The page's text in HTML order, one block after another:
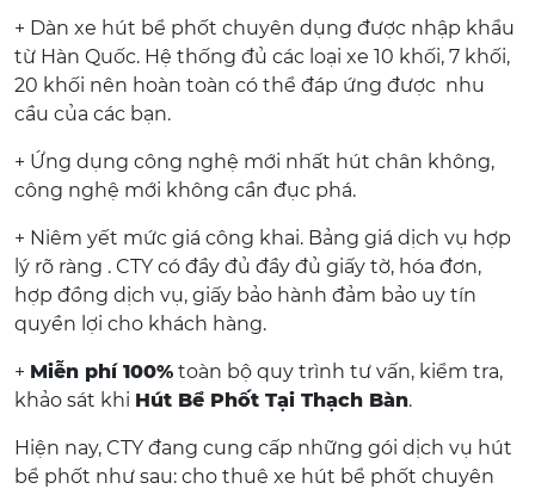
+ Dàn xe hút bể phốt chuyên dụng được nhập khẩu
từ Hàn Quốc. Hệ thống đủ các loại xe 10 khối, 7 khối,
20 khối nên hoàn toàn có thể đáp ứng được nhu
cầu của các bạn.
+ Ứng dụng công nghệ mới nhất hút chân không,
công nghệ mới không cần đục phá.
+ Niêm yết mức giá công khai. Bảng giá dịch vụ hợp
lý rõ ràng . CTY có đầy đủ đầy đủ giấy tờ, hóa đơn,
hợp đồng dịch vụ, giấy bảo hành đảm bảo uy tín
quyền lợi cho khách hàng.
+ Miễn phí 100% toàn bộ quy trình tư vấn, kiểm tra,
khảo sát khi Hút Bể Phốt Tại Thạch Bàn.
Hiện nay, CTY đang cung cấp những gói dịch vụ hút
bể phốt như sau: cho thuê xe hút bể phốt chuyên